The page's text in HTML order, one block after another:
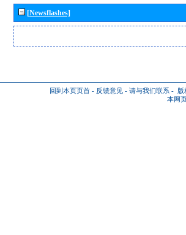
[Newsflashes]
回到本页页首 - 反馈意见 - 请与我们联系 - 版
本网